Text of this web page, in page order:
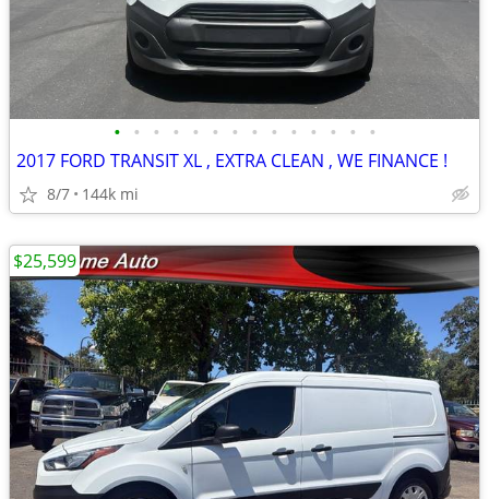
• • • • • • • • • • • • • •
2017 FORD TRANSIT XL , EXTRA CLEAN , WE FINANCE !
8/7 144k mi
$25,599